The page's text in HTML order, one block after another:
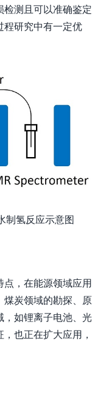
测且可以准确鉴定
程研究中有一定优
制氢反应示意图
，在能源领域应用
煤炭领域的勘探、原
如锂离子电池、光
也正在扩大应用，